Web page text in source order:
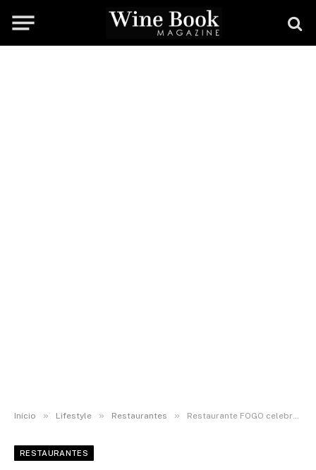
Início » Lifestyle » Restaurantes » Restaurante FOGO celebra 5 anos com momentos dedicados aos clientes
RESTAURANTES